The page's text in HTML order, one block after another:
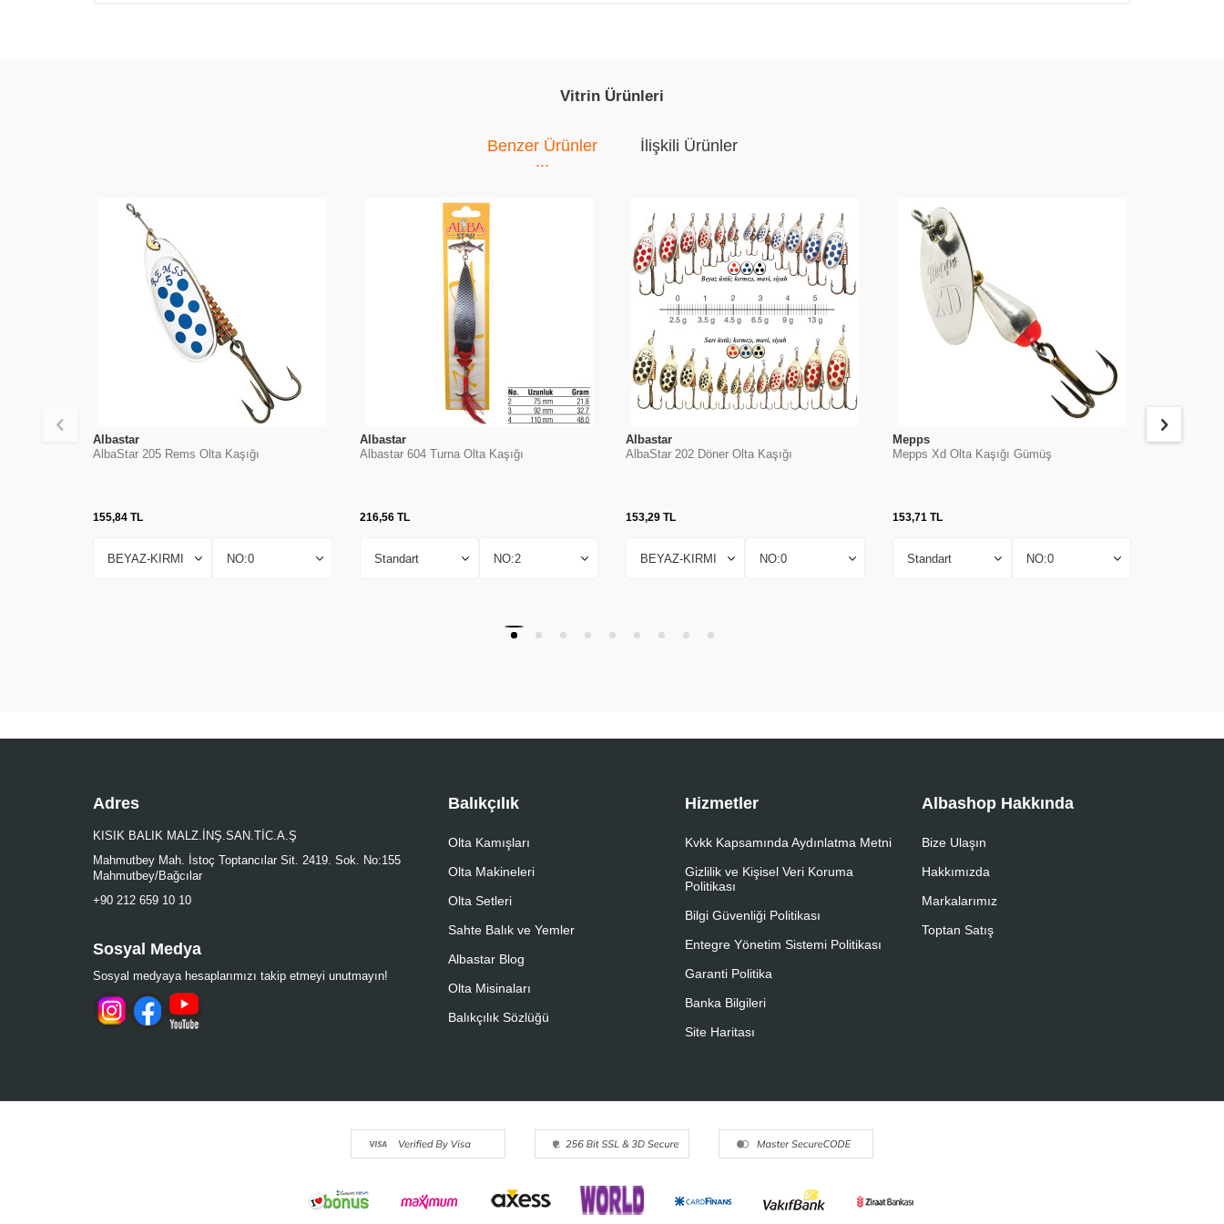
Vitrin Ürünleri
Benzer Ürünler İlişkili Ürünler
Albastar
AlbaStar 205 Rems Olta Kaşığı
155,84 TL
Albastar
Albastar 604 Turna Olta Kaşığı
216,56TL
Albastar
AlbaStar 202 Döner Olta Kaşığı
153,29 TL
Mepps
Mepps Xd Olta Kaşığı Gümüş
153,71TL
Albastar
Adres
KISIK BALIK MALZ.İNŞ.SAN.TİC.A.Ş
Mahmutbey Mah. İstoç Toptancılar Sit. 2419. Sok. No:155
Mahmutbey/Bağcılar
+90 212 659 10 10
Sosyal Medya
Sosyal medyaya hesaplarımızı takip etmeyi unutmayın!
Balıkçılık
Olta Kamışları
Olta Makineleri
Olta Setleri
Sahte Balık ve Yemler
Albastar Blog
Olta Misinaları
Balıkçılık Sözlüğü
Hizmetler
Kvkk Kapsamında Aydınlatma Metni
Gizlilik ve Kişisel Veri Koruma
Politikası
Bilgi Güvenliği Politikası
Entegre Yönetim Sistemi Politikası
Garanti Politika
Banka Bilgileri
Site Haritası
Albashop Hakkında
Bize Ulaşın
Hakkımızda
Markalarımız
Toptan Satış